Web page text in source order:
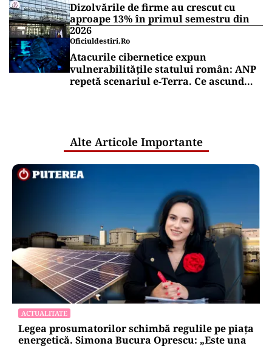
Dizolvările de firme au crescut cu
aproape 13% în primul semestru din
2026
Oficiuldestiri.ro
Atacurile cibernetice expun
vulnerabilitățile statului român: ANP
repetă scenariul e‑Terra. Ce ascund
Alte Articole Importante
ACTUALITATE
Legea prosumatorilor schimbă regulile pe piața
energetică. Simona Bucura Oprescu: „Este una